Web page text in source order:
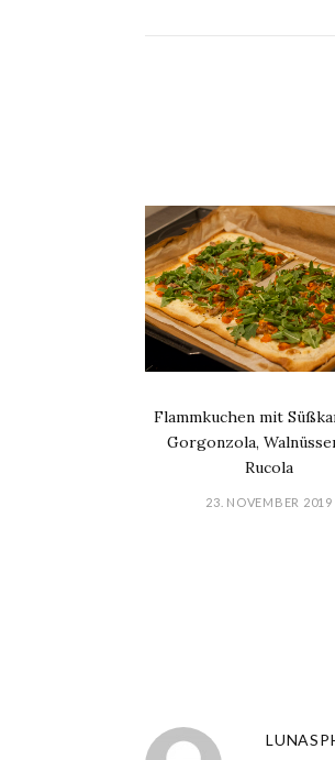
Flammkuchen mit
Gorgonzola,
Rucola
23. NOVEMBER 2019